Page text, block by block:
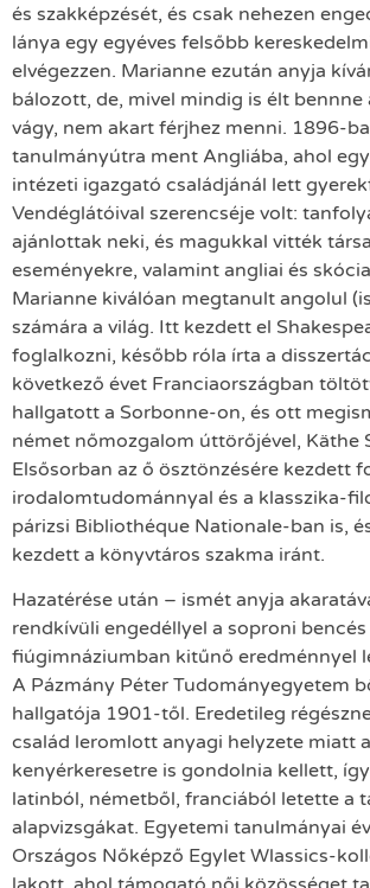
és szakképzését, és csak nehezen
lánya egy egyéves felsőbb
elvégezzen. Marianne ezután anyja
bálozott, de, mivel mindig is élt
vágy, nem akart férjhez menni. 1896-
tanulmányútra ment Angliába, ahol
intézeti igazgató családjánál lett
Vendéglátóival szerencséje volt:
ajánlottak neki, és magukkal vitték
eseményekre, valamint angliai és
Marianne kiválóan megtanult angolul
számára a világ. Itt kezdett el
foglalkozni, később róla írta a
következő évet Franciaországban
hallgatott a Sorbonne-on, és ott
német nőmozgalom úttörőjével, Käthe
Elsősorban az ő ösztönzésére kezdett
irodalomtudománnyal és a klasszika-
párizsi Bibliothéque Nationale-ban is,
kezdett a könyvtáros szakma iránt.
Hazatérése után – ismét anyja
rendkívüli engedéllyel a soproni bencés
fiúgimnáziumban kitűnő eredménnyel
A Pázmány Péter Tudományegyetem
hallgatója 1901-től. Eredetileg
család leromlott anyagi helyzete miatt a
kenyérkeresetre is gondolnia kellett,
latinból, németből, franciából letette a
alapvizsgákat. Egyetemi tanulmányai
Országos Nőképző Egylet Wlassics-